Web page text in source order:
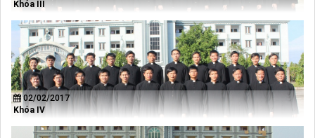
Khóa III
02/02/2017
Khóa IV